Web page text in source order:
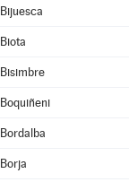
Bijuesca
Biota
Bisimbre
Boquiñeni
Bordalba
Borja